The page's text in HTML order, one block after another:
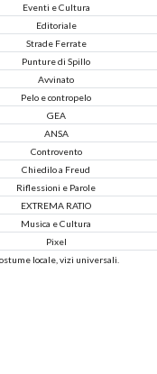
Eventi e Cultura
Editoriale
Strade Ferrate
Punture di Spillo
Avvinato
Pelo e contropelo
GEA
ANSA
Controvento
Chiedilo a Freud
Riflessioni e Parole
EXTREMA RATIO
Musica e Cultura
Pixel
locale, vizi universali.